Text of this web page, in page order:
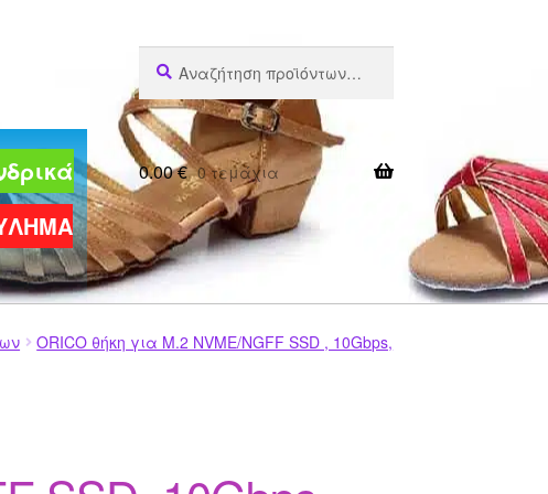
για:
0.00€ 0 τεμάχια
ORICO θήκη για M.2 NVME/NGFF SSD , 10Gbps,